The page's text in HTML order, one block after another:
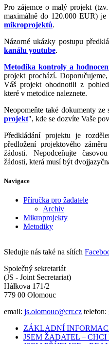
Pro zájemce o malý projekt
maximálně do 120.000 EUR) je
mikroprojektů.
Názorné ukázky postupu
kanálu youtube.
Metodika kontroly a
projekt prochází.
Váš projekt ohodnotili z
které v metodice naleznete.
Neopomeňte také dokumenty ze
projekt", kde se dozvíte Vaše
Předkládání projektu je
předložení projektového
žádosti. Nepodceňujte
žádosti, která musí být
Navigace
Příručka pro žadatele
Archiv
Mikroprojekty
Metodiky
Sledujte nás také na sítích
Společný sekretariát
(JS - Joint Secretariat)
Hálkova 171/2
779 00 Olomouc
email: js.olomouc@crr.cz telefon:
ZÁKLADNÍ
JSEM ŽADATEL –